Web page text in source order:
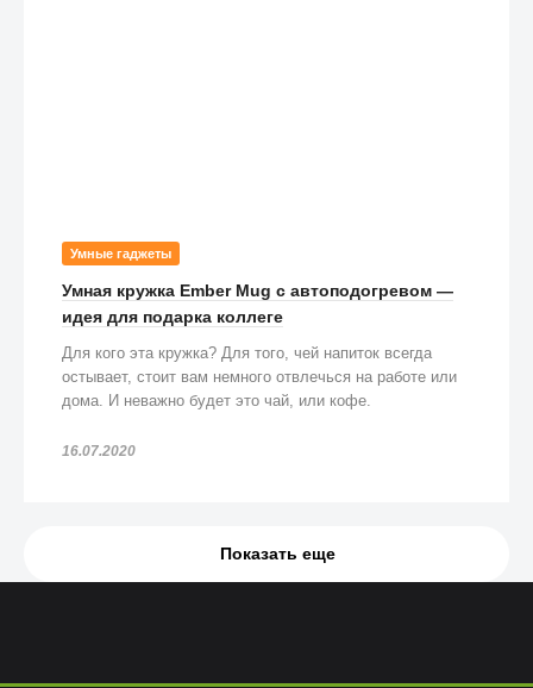
Умные гаджеты
Умная кружка Ember Mug с автоподогревом —
идея для подарка коллеге
Для кого эта кружка? Для того, чей напиток всегда
остывает, стоит вам немного отвлечься на работе или
дома. И неважно будет это чай, или кофе.
16.07.2020
Показать еще